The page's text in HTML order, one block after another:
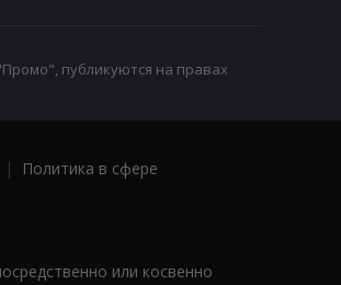
публикуются на правах
|
Политика в сфере
или косвенно